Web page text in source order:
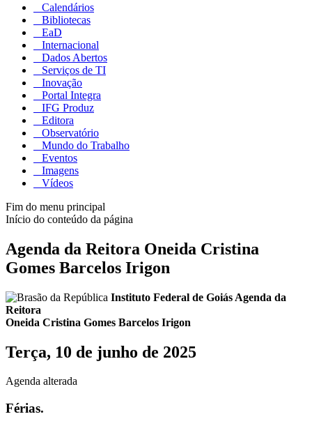
Calendários
Bibliotecas
EaD
Internacional
Dados Abertos
Serviços de TI
Inovação
Portal Integra
IFG Produz
Editora
Observatório
Mundo do Trabalho
Eventos
Imagens
Vídeos
Fim do menu principal
Início do conteúdo da página
Agenda da Reitora Oneida Cristina
Gomes Barcelos Irigon
Instituto Federal de Goiás Agenda da
Reitora
Oneida Cristina Gomes Barcelos Irigon
Terça, 10 de junho de 2025
Agenda alterada
Férias.